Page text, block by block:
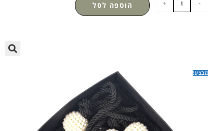
-
+ הוספה לסל
מבצע!